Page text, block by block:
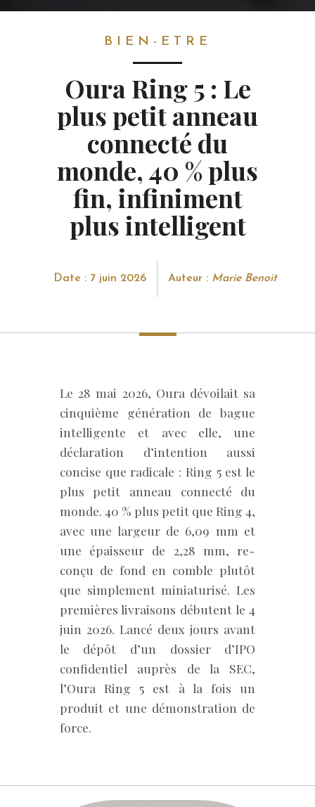
BIEN-ETRE
Oura Ring 5 : Le
plus petit anneau
connecté du
monde, 40 % plus
fin, infiniment
plus intelligent
Date : 7 juin 2026 Auteur : Marie Benoit
Le 28 mai 2026, Oura dévoilait sa
cinquième génération de bague
intelligente et avec elle, une
déclaration d’intention aussi
concise que radicale : Ring 5 est le
plus petit anneau connecté du
monde. 40 % plus petit que Ring 4,
avec une largeur de 6,09 mm et
une épaisseur de 2,28 mm, re-
conçu de fond en comble plutôt
que simplement miniaturisé. Les
premières livraisons débutent le 4
juin 2026. Lancé deux jours avant
le dépôt d’un dossier d’IPO
confidentiel auprès de la SEC,
l’Oura Ring 5 est à la fois un
produit et une démonstration de
force.